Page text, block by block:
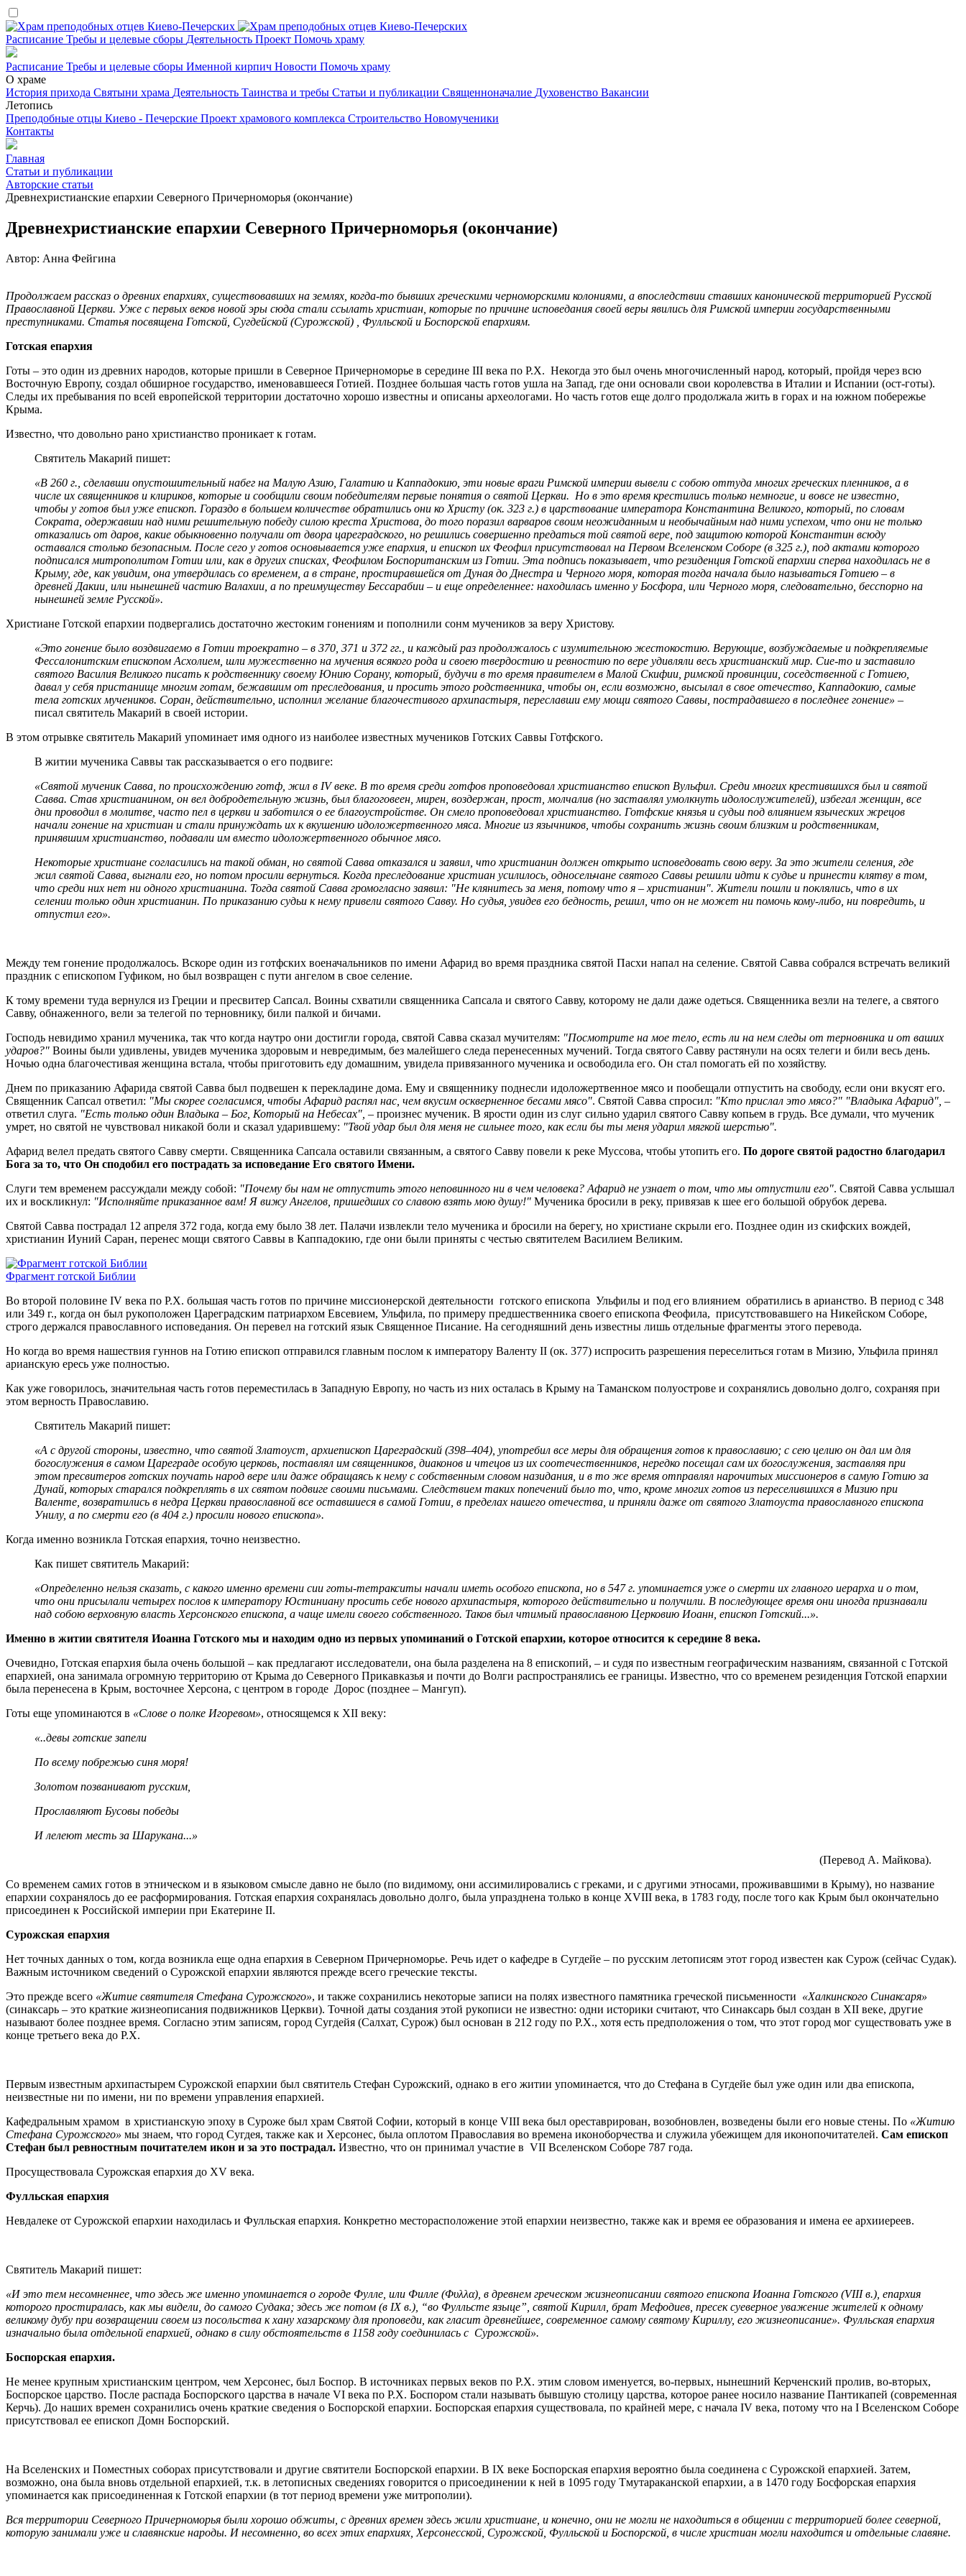
Расписание Требы и целевые сборы Деятельность Проект Помочь храму
Расписание Требы и целевые сборы Именной кирпич Новости Помочь храму
О храме
История прихода Святыни храма Деятельность Таинства и требы Статьи и публикации Священноначалие Духовенство Вакансии
Летопись
Преподобные отцы Киево - Печерские Проект храмового комплекса Строительство Новомученики
Контакты
Главная
Статьи и публикации
Авторские статьи
Древнехристианские епархии Северного Причерноморья (окончание)
Древнехристианские епархии Северного Причерноморья (окончание)
Автор: Анна Фейгина
Продолжаем рассказ о древних епархиях, существовавших на землях, когда-то бывших греческими черноморскими колониями, а впоследствии ставших канонической территорией Русской
Православной Церкви. Уже с первых веков новой эры сюда стали ссылать христиан, которые по причине исповедания своей веры явились для Римской империи государственными
преступниками. Статья посвящена Готской, Сугдейской (Сурожской) , Фулльской и Боспорской епархиям.
Готская епархия
Готы – это один из древних народов, которые пришли в Северное Причерноморье в середине III века по Р.Х. Некогда это был очень многочисленный народ, который, пройдя через всю
Восточную Европу, создал обширное государство, именовавшееся Готией. Позднее большая часть готов ушла на Запад, где они основали свои королевства в Италии и Испании (ост-готы).
Следы их пребывания по всей европейской территории достаточно хорошо известны и описаны археологами. Но часть готов еще долго продолжала жить в горах и на южном побережье
Крыма.
Известно, что довольно рано христианство проникает к готам.
Святитель Макарий пишет:
«В 260 г., сделавши опустошительный набег на Малую Азию, Галатию и Каппадокию, эти новые враги Римской империи вывели с собою оттуда многих греческих пленников, а в
числе их священников и клириков, которые и сообщили своим победителям первые понятия о святой Церкви. Но в это время крестились только немногие, и вовсе не известно,
чтобы у готов был уже епископ. Гораздо в большем количестве обратились они ко Христу (ок. 323 г.) в царствование императора Константина Великого, который, по словам
Сократа, одержавши над ними решительную победу силою креста Христова, до того поразил варваров своим неожиданным и необычайным над ними успехом, что они не только
отказались от даров, какие обыкновенно получали от двора цареградского, но решились совершенно предаться той святой вере, под защитою которой Константин всюду
оставался столько безопасным. После сего у готов основывается уже епархия, и епископ их Феофил присутствовал на Первом Вселенском Соборе (в 325 г.), под актами которого
подписался митрополитом Готии или, как в других списках, Феофилом Боспоританским из Готии. Эта подпись показывает, что резиденция Готской епархии сперва находилась не в
Крыму, где, как увидим, она утвердилась со временем, а в стране, простиравшейся от Дуная до Днестра и Черного моря, которая тогда начала было называться Готиею – в
древней Дакии, или нынешней частию Валахии, а по преимуществу Бессарабии – и еще определеннее: находилась именно у Босфора, или Черного моря, следовательно, бесспорно на
нынешней земле Русской».
Христиане Готской епархии подвергались достаточно жестоким гонениям и пополнили сонм мучеников за веру Христову.
«Это гонение было воздвигаемо в Готии троекратно – в 370, 371 и 372 гг., и каждый раз продолжалось с изумительною жестокостию. Верующие, возбуждаемые и подкрепляемые
Фессалонитским епископом Асхолием, шли мужественно на мучения всякого рода и своею твердостию и ревностию по вере удивляли весь христианский мир. Сие-то и заставило
святого Василия Великого писать к родственнику своему Юнию Сорану, который, будучи в то время правителем в Малой Скифии, римской провинции, соседственной с Готиею,
давал у себя пристанище многим готам, бежавшим от преследования, и просить этого родственника, чтобы он, если возможно, высылал в свое отечество, Каппадокию, самые
тела готских мучеников. Соран, действительно, исполнил желание благочестивого архипастыря, переславши ему мощи святого Саввы, пострадавшего в последнее гонение» –
писал святитель Макарий в своей истории.
В этом отрывке святитель Макарий упоминает имя одного из наиболее известных мучеников Готских Саввы Готфского.
В житии мученика Саввы так рассказывается о его подвиге:
«Святой мученик Савва, по происхождению готф, жил в IV веке. В то время среди готфов проповедовал христианство епископ Вульфил. Среди многих крестившихся был и святой
Савва. Став христианином, он вел добродетельную жизнь, был благоговеен, мирен, воздержан, прост, молчалив (но заставлял умолкнуть идолослужителей), избегал женщин, все
дни проводил в молитве, часто пел в церкви и заботился о ее благоустройстве. Он смело проповедовал христианство. Готфские князья и судьи под влиянием языческих жрецов
начали гонение на христиан и стали принуждать их к вкушению идоложертвенного мяса. Многие из язычников, чтобы сохранить жизнь своим близким и родственникам,
принявшим христианство, подавали им вместо идоложертвенного обычное мясо.
Некоторые христиане согласились на такой обман, но святой Савва отказался и заявил, что христианин должен открыто исповедовать свою веру. За это жители селения, где
жил святой Савва, выгнали его, но потом просили вернуться. Когда преследование христиан усилилось, односельчане святого Саввы решили идти к судье и принести клятву в том,
что среди них нет ни одного христианина. Тогда святой Савва громогласно заявил: "Не клянитесь за меня, потому что я – христианин". Жители пошли и поклялись, что в их
селении только один христианин. По приказанию судьи к нему привели святого Савву. Но судья, увидев его бедность, решил, что он не может ни помочь кому-либо, ни повредить, и
отпустил его».
Между тем гонение продолжалось. Вскоре один из готфских военачальников по имени Афарид во время праздника святой Пасхи напал на селение. Святой Савва собрался встречать великий
праздник с епископом Гуфиком, но был возвращен с пути ангелом в свое селение.
К тому времени туда вернулся из Греции и пресвитер Сапсал. Воины схватили священника Сапсала и святого Савву, которому не дали даже одеться. Священника везли на телеге, а святого
Савву, обнаженного, вели за телегой по терновнику, били палкой и бичами.
Господь невидимо хранил мученика, так что когда наутро они достигли города, святой Савва сказал мучителям: "Посмотрите на мое тело, есть ли на нем следы от терновника и от ваших
ударов?" Воины были удивлены, увидев мученика здоровым и невредимым, без малейшего следа перенесенных мучений. Тогда святого Савву растянули на осях телеги и били весь день.
Ночью одна благочестивая женщина встала, чтобы приготовить еду домашним, увидела привязанного мученика и освободила его. Он стал помогать ей по хозяйству.
Днем по приказанию Афарида святой Савва был подвешен к перекладине дома. Ему и священнику поднесли идоложертвенное мясо и пообещали отпустить на свободу, если они вкусят его.
Священник Сапсал ответил: "Мы скорее согласимся, чтобы Афарид распял нас, чем вкусим оскверненное бесами мясо". Святой Савва спросил: "Кто прислал это мясо?" "Владыка Афарид", –
ответил слуга. "Есть только один Владыка – Бог, Который на Небесах", – произнес мученик. В ярости один из слуг сильно ударил святого Савву копьем в грудь. Все думали, что мученик
умрет, но святой не чувствовал никакой боли и сказал ударившему: "Твой удар был для меня не сильнее того, как если бы ты меня ударил мягкой шерстью".
Афарид велел предать святого Савву смерти. Священника Сапсала оставили связанным, а святого Савву повели к реке Муссова, чтобы утопить его. По дороге святой радостно благодарил
Бога за то, что Он сподобил его пострадать за исповедание Его святого Имени.
Слуги тем временем рассуждали между собой: "Почему бы нам не отпустить этого неповинного ни в чем человека? Афарид не узнает о том, что мы отпустили его". Святой Савва услышал
их и воскликнул: "Исполняйте приказанное вам! Я вижу Ангелов, пришедших со славою взять мою душу!" Мученика бросили в реку, привязав к шее его большой обрубок дерева.
Святой Савва пострадал 12 апреля 372 года, когда ему было 38 лет. Палачи извлекли тело мученика и бросили на берегу, но христиане скрыли его. Позднее один из скифских вождей,
христианин Иуний Саран, перенес мощи святого Саввы в Каппадокию, где они были приняты с честью святителем Василием Великим.
Фрагмент готской Библии
Во второй половине IV века по Р.Х. большая часть готов по причине миссионерской деятельности готского епископа Ульфилы и под его влиянием обратились в арианство. В период с 348
или 349 г., когда он был рукоположен Цареградским патриархом Евсевием, Ульфила, по примеру предшественника своего епископа Феофила, присутствовавшего на Никейском Соборе,
строго держался православного исповедания. Он перевел на готский язык Священное Писание. На сегодняшний день известны лишь отдельные фрагменты этого перевода.
Но когда во время нашествия гуннов на Готию епископ отправился главным послом к императору Валенту II (ок. 377) испросить разрешения переселиться готам в Мизию, Ульфила принял
арианскую ересь уже полностью.
Как уже говорилось, значительная часть готов переместилась в Западную Европу, но часть из них осталась в Крыму на Таманском полуострове и сохранялись довольно долго, сохраняя при
этом верность Православию.
Святитель Макарий пишет:
«А с другой стороны, известно, что святой Златоуст, архиепископ Цареградский (398–404), употребил все меры для обращения готов к православию; с сею целию он дал им для
богослужения в самом Цареграде особую церковь, поставлял им священников, диаконов и чтецов из их соотечественников, нередко посещал сам их богослужения, заставляя при
этом пресвитеров готских поучать народ вере или даже обращаясь к нему с собственным словом назидания, и в то же время отправлял нарочитых миссионеров в самую Готию за
Дунай, которых старался подкреплять в их святом подвиге своими письмами. Следствием таких попечений было то, что, кроме многих готов из переселившихся в Мизию при
Валенте, возвратились в недра Церкви православной все оставшиеся в самой Готии, в пределах нашего отечества, и приняли даже от святого Златоуста православного епископа
Унилу, а по смерти его (в 404 г.) просили нового епископа».
Когда именно возникла Готская епархия, точно неизвестно.
Как пишет святитель Макарий:
«Определенно нельзя сказать, с какого именно времени сии готы-тетракситы начали иметь особого епископа, но в 547 г. упоминается уже о смерти их главного иерарха и о том,
что они присылали четырех послов к императору Юстиниану просить себе нового архипастыря, которого действительно и получили. В последующее время они иногда признавали
над собою верховную власть Херсонского епископа, а чаще имели своего собственного. Таков был чтимый православною Церковию Иоанн, епископ Готский...».
Именно в житии святителя Иоанна Готского мы и находим одно из первых упоминаний о Готской епархии, которое относится к середине 8 века.
Очевидно, Готская епархия была очень большой – как предлагают исследователи, она была разделена на 8 епископий, – и судя по известным географическим названиям, связанной с Готской
епархией, она занимала огромную территорию от Крыма до Северного Прикавказья и почти до Волги распространялись ее границы. Известно, что со временем резиденция Готской епархии
была перенесена в Крым, восточнее Херсона, с центром в городе Дорос (позднее – Мангуп).
Готы еще упоминаются в «Слове о полке Игоревом», относящемся к XII веку:
«..девы готские запели
По всему побрежью синя моря!
Золотом позванивают русским,
Прославляют Бусовы победы
И лелеют месть за Шарукана...»
(Перевод А. Майкова).
Со временем самих готов в этническом и в языковом смысле давно не было (по видимому, они ассимилировались с греками, и с другими этносами, проживавшими в Крыму), но название
епархии сохранялось до ее расформирования. Готская епархия сохранялась довольно долго, была упразднена только в конце XVIII века, в 1783 году, после того как Крым был окончательно
присоединен к Российской империи при Екатерине II.
Сурожская епархия
Нет точных данных о том, когда возникла еще одна епархия в Северном Причерноморье. Речь идет о кафедре в Сугдейе – по русским летописям этот город известен как Сурож (сейчас Судак).
Важным источником сведений о Сурожской епархии являются прежде всего греческие тексты.
Это прежде всего «Житие святителя Стефана Сурожского», и также сохранились некоторые записи на полях известного памятника греческой письменности «Халкинского Синаксаря»
(синаксарь – это краткие жизнеописания подвижников Церкви). Точной даты создания этой рукописи не известно: одни историки считают, что Синаксарь был создан в XII веке, другие
называют более позднее время. Согласно этим записям, город Сугдейя (Салхат, Сурож) был основан в 212 году по Р.Х., хотя есть предположения о том, что этот город мог существовать уже в
конце третьего века до Р.Х.
Первым известным архипастырем Сурожской епархии был святитель Стефан Сурожский, однако в его житии упоминается, что до Стефана в Сугдейе был уже один или два епископа,
неизвестные ни по имени, ни по времени управления епархией.
Кафедральным храмом в христианскую эпоху в Суроже был храм Святой Софии, который в конце VIII века был ореставрирован, возобновлен, возведены были его новые стены. По «Житию
Стефана Сурожского» мы знаем, что город Сугдея, также как и Херсонес, была оплотом Православия во времена иконоборчества и служила убежищем для иконопочитателей. Сам епископ
Стефан был ревностным почитателем икон и за это пострадал. Известно, что он принимал участие в VII Вселенском Соборе 787 года.
Просуществовала Сурожская епархия до XV века.
Фулльская епархия
Невдалеке от Сурожской епархии находилась и Фулльская епархия. Конкретно месторасположение этой епархии неизвестно, также как и время ее образования и имена ее архииереев.
Святитель Макарий пишет:
«И это тем несомненнее, что здесь же именно упоминается о городе Фулле, или Филле (Φυλλα), в древнем греческом жизнеописании святого епископа Иоанна Готского (VIII в.), епархия
которого простиралась, как мы видели, до самого Судака; здесь же потом (в IX в.), “во Фулльсте языце”, святой Кирилл, брат Мефодиев, пресек суеверное уважение жителей к одному
великому дубу при возвращении своем из посольства к хану хазарскому для проповеди, как гласит древнейшее, современное самому святому Кириллу, его жизнеописание». Фулльская епархия
изначально была отдельной епархией, однако в силу обстоятельств в 1158 году соединилась с Сурожской».
Боспорская епархия.
Не менее крупным христианским центром, чем Херсонес, был Боспор. В источниках первых веков по Р.Х. этим словом именуется, во-первых, нынешний Керченский пролив, во-вторых,
Боспорское царство. После распада Боспорского царства в начале VI века по Р.Х. Боспором стали называть бывшую столицу царства, которое ранее носило название Пантикапей (современная
Керчь). До наших времен сохранились очень краткие сведения о Боспорской епархии. Боспорская епархия существовала, по крайней мере, с начала IV века, потому что на I Вселенском Соборе
присутствовал ее епископ Домн Боспорский.
На Вселенских и Поместных соборах присутствовали и другие святители Боспорской епархии. В IX веке Боспорская епархия вероятно была соединена с Сурожской епархией. Затем,
возможно, она была вновь отдельной епархией, т.к. в летописных сведениях говорится о присоединении к ней в 1095 году Тмутараканской епархии, а в 1470 году Босфорская епархия
упоминается как присоединенная к Готской епархии (в тот период времени уже митрополии).
Вся территории Северного Причерноморья были хорошо обжиты, с древних времен здесь жили христиане, и конечно, они не могли не находиться в общении с территорией более северной,
которую занимали уже и славянские народы. И несомненно, во всех этих епархиях, Херсонесской, Сурожской, Фулльской и Боспорской, в числе христиан могли находится и отдельные славяне.